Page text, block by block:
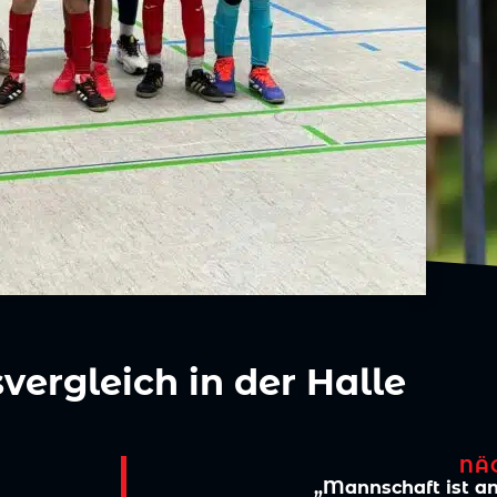
in der Halle
„Mannschaft ist